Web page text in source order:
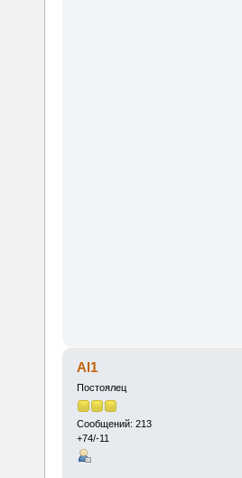
Al1
Постоялец
Сообщений: 213
+74/-11